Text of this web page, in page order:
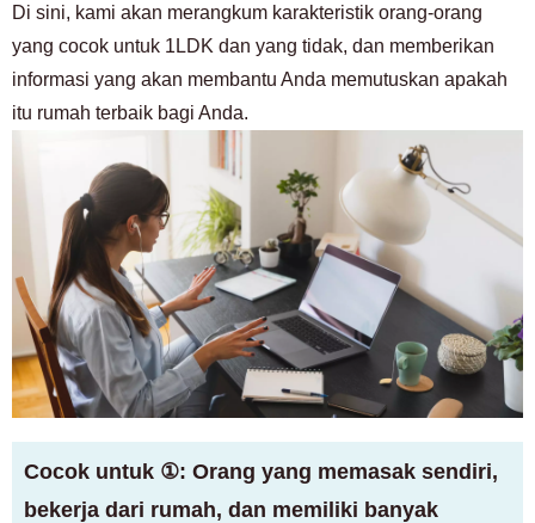
Di sini, kami akan merangkum karakteristik orang-orang
yang cocok untuk 1LDK dan yang tidak, dan memberikan
informasi yang akan membantu Anda memutuskan apakah
itu rumah terbaik bagi Anda.
Cocok untuk ①: Orang yang memasak sendiri,
bekerja dari rumah, dan memiliki banyak